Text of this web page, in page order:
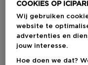
COOKIES OP
Wij gebruiken
website te
advertenties en
jouw interesse.
Hoe doen we dat?